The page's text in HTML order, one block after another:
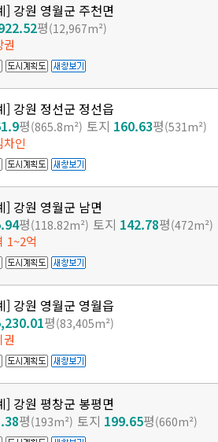
] 강원 영월군 주천면
평(12,967m²)
권
] 강원 정선군 정선읍
평(865.8m²) 토지 160.63평(531m²)
인
] 강원 영월군 남면
평(118.82m²) 토지 142.78평(472m²)
1~2억
] 강원 영월군 영월읍
평(83,405m²)
] 강원 평창군 봉평면
평(193m²) 토지 199.65평(660m²)